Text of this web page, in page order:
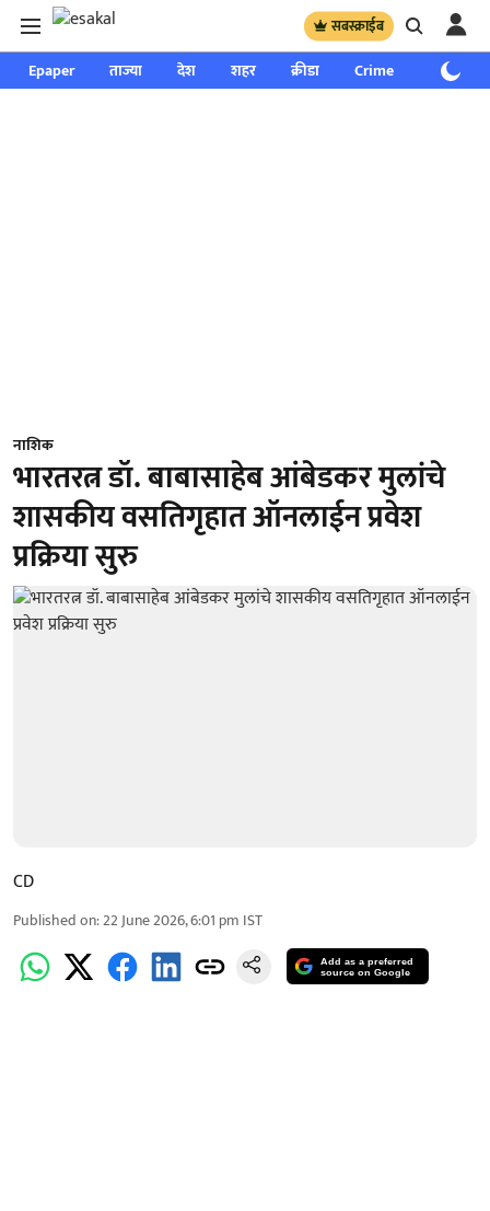
सबस्क्राईब
Epaper ताज्या देश शहर क्रीडा Crime साप्ताहिक
नाशिक
भारतरत्न डॉ. बाबासाहेब आंबेडकर मुलांचे
शासकीय वसतिगृहात ऑनलाईन प्रवेश
प्रक्रिया सुरु
CD
Published on:22 June 2026, 6:01 pm IST
Add as a preferred
source on Google